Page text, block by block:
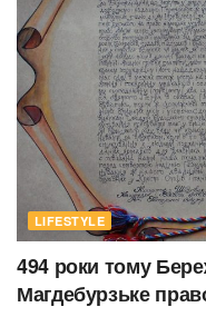
LIFESTYLE
494 роки тому
Магдебурзьке